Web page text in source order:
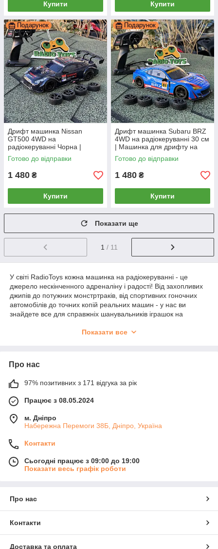
Купити Купити
Подарунок
Дрифт машинка Nissan
GT500 4WD на
радіокеруванні Чорна |
Машинка для дрифту на
пульті управління | Дрифт
Готово до відправки
1 480 ₴
Купити
Подарунок
Дрифт машинка Subaru BRZ
4WD на радіокеруванні 30 см
| Машинка для дрифту на
пульті управління | Дрифт
машина на радіокеруванні
Готово до відправки
1 480 ₴
Купити
Показати ще
1 / 11
У світі RadioToys кожна машинка на радіокеруванні - це
джерело нескінченного адреналіну і радості! Від захопливих
джипів до потужних монстртраків, від спортивних гоночних
автомобілів до точних копій реальних машин - у нас ви
знайдете все для справжніх шанувальників іграшок на
пригодницьке ралі з баггі на радіокеруванні. Наш асортимент
задовольнить навіть найвишуканіші смаки, пропонуючи
широкий вибір моделей і стилів для різного віку та вподобань.
перегонів і пригод - тільки з RadioToys!»
Показати все
Про нас
97% позитивних з 171 відгука за рік
Працює з 08.05.2024
м. Дніпро
Набережна Перемоги 38Б, Дніпро, Україна
Контакти
Сьогодні працює з 09:00 до 19:00
Показати весь графік роботи
Про нас
Контакти
Доставка та оплата